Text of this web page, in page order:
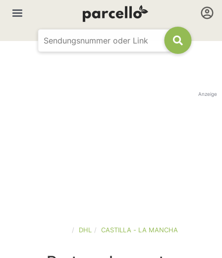
Anzeige
DHL CASTILLA - LA MANCHA